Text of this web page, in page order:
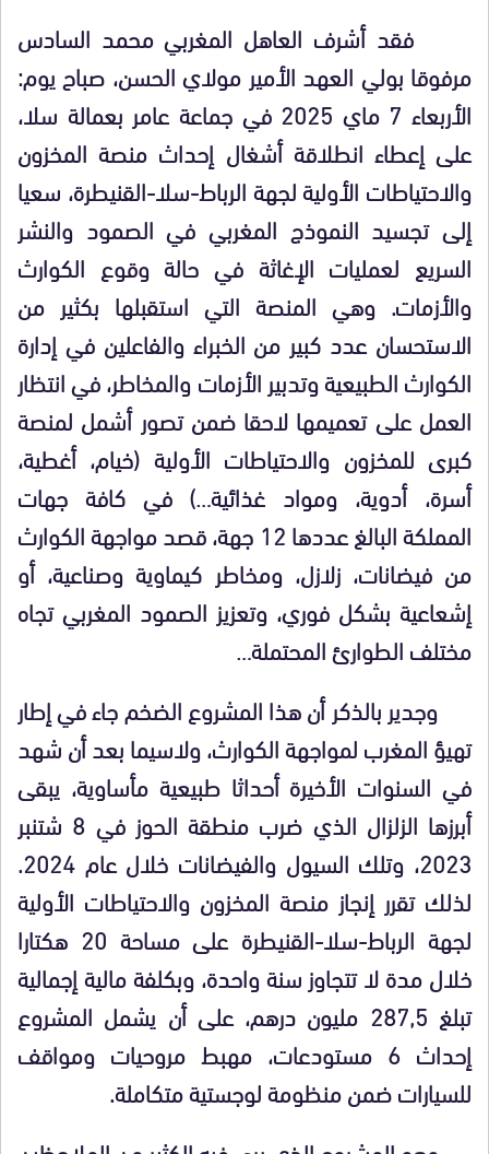
فقد أشرف العاهل المغربي محمد السادس
مرفوقا بولي العهد الأمير مولاي الحسن، صباح يوم:
الأربعاء 7 ماي 2025 في جماعة عامر بعمالة سلا،
على إعطاء انطلاقة أشغال إحداث منصة المخزون
والاحتياطات الأولية لجهة الرباط-سلا-القنيطرة، سعيا
إلى تجسيد النموذج المغربي في الصمود والنشر
السريع لعمليات الإغاثة في حالة وقوع الكوارث
والأزمات. وهي المنصة التي استقبلها بكثير من
الاستحسان عدد كبير من الخبراء والفاعلين في إدارة
الكوارث الطبيعية وتدبير الأزمات والمخاطر، في انتظار
العمل على تعميمها لاحقا ضمن تصور أشمل لمنصة
كبرى للمخزون والاحتياطات الأولية (خيام، أغطية،
أسرة، أدوية، ومواد غذائية…) في كافة جهات
المملكة البالغ عددها 12 جهة، قصد مواجهة الكوارث
من فيضانات، زلازل، ومخاطر كيماوية وصناعية، أو
إشعاعية بشكل فوري، وتعزيز الصمود المغربي تجاه
مختلف الطوارئ المحتملة…
وجدير بالذكر أن هذا المشروع الضخم جاء في إطار
تهيؤ المغرب لمواجهة الكوارث، ولاسيما بعد أن شهد
في السنوات الأخيرة أحداثا طبيعية مأساوية، يبقى
أبرزها الزلزال الذي ضرب منطقة الحوز في 8 شتنبر
2023، وتلك السيول والفيضانات خلال عام 2024.
لذلك تقرر إنجاز منصة المخزون والاحتياطات الأولية
لجهة الرباط-سلا-القنيطرة على مساحة 20 هكتارا
خلال مدة لا تتجاوز سنة واحدة، وبكلفة مالية إجمالية
تبلغ 287,5 مليون درهم، على أن يشمل المشروع
إحداث 6 مستودعات، مهبط مروحيات ومواقف
للسيارات ضمن منظومة لوجستية متكاملة.